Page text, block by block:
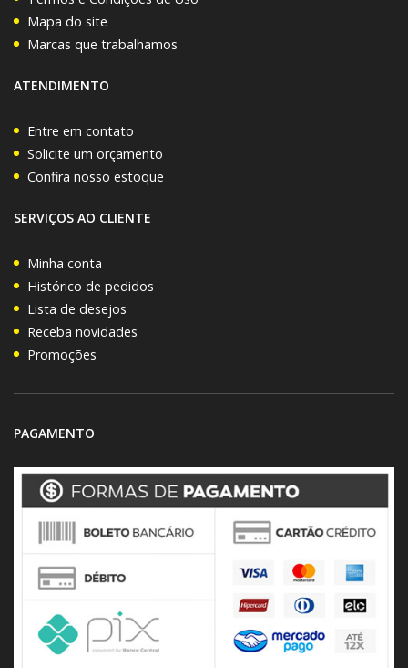
Mapa do site
Marcas que trabalhamos
ATENDIMENTO
Entre em contato
Solicite um orçamento
Confira nosso estoque
SERVIÇOS AO CLIENTE
Minha conta
Histórico de pedidos
Lista de desejos
Receba novidades
Promoções
PAGAMENTO